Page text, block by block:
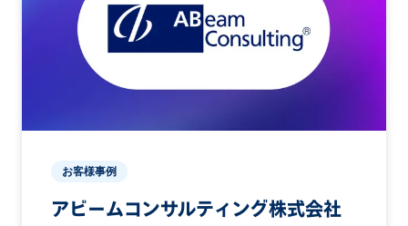
お客様事例
アビームコンサルティング株式会社